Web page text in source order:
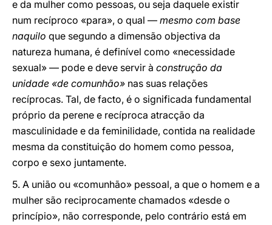
e da mulher como pessoas, ou seja daquele existir
num recíproco «para», o qual — mesmo com base
naquilo que segundo a dimensão objectiva da
natureza humana, é definível como «necessidade
sexual» — pode e deve servir à construção da
unidade «de comunhão» nas suas relações
recíprocas. Tal, de facto, é o significada fundamental
próprio da perene e recíproca atracção da
masculinidade e da feminilidade, contida na realidade
mesma da constituição do homem como pessoa,
corpo e sexo juntamente.
5. A união ou «comunhão» pessoal, a que o homem e a
mulher são reciprocamente chamados «desde o
princípio», não corresponde, pelo contrário está em